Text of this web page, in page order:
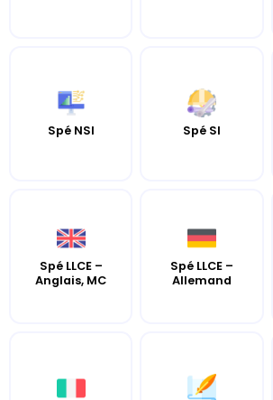
Spé NSI Spé SI
Spé LLCE –
Anglais, MC
Spé LLCE –
Allemand